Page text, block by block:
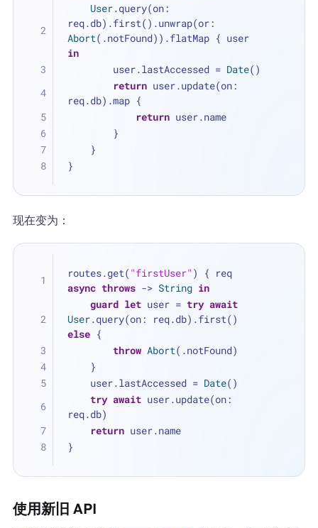
User.query(on:
Abort
in
        user.lastAccessed
= Date()
return user.update(on:
req.db).map {
return user.name
        }
    }
}
现在变为：
routes.get( "firstUser"
async throws -> String in
guard let user = try await
User
else {
throw Abort(.notFound)
    }
    user.lastAccessed
= Date()
try await user.update(on:
req.db)
return user.name
}
使用新旧 API